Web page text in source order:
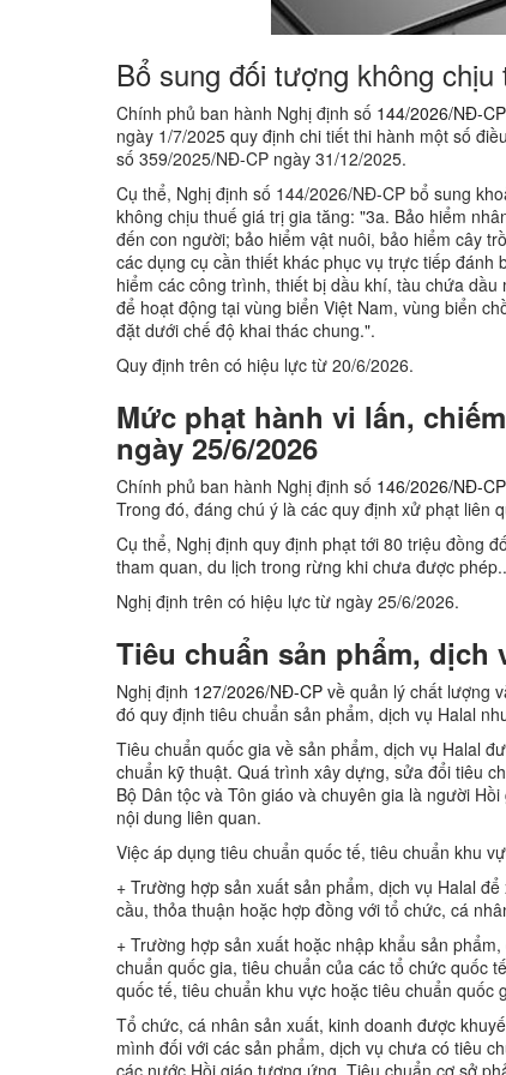
Bổ sung đối tượng không
Chính phủ ban hành Nghị định số 144/2026/NĐ-CP
ngày 1/7/2025 quy định chi tiết thi hành một số
số 359/2025/NĐ-CP ngày 31/12/2025.
Cụ thể, Nghị định số 144/2026/NĐ-CP bổ sung
không chịu thuế giá trị gia tăng: "3a. Bảo hiểm
đến con người; bảo hiểm vật nuôi, bảo hiểm cây
các dụng cụ cần thiết khác phục vụ trực tiếp
hiểm các công trình, thiết bị dầu khí, tàu chứa
để hoạt động tại vùng biển Việt Nam, vùng biển
đặt dưới chế độ khai thác chung.".
Quy định trên có hiệu lực từ 20/6/2026.
Mức phạt hành vi lấn,
ngày 25/6/2026
Chính phủ ban hành Nghị định số 146/2026/NĐ-CP
Trong đó, đáng chú ý là các quy định xử phạt liên
Cụ thể, Nghị định quy định phạt tới 80 triệu đồng
tham quan, du lịch trong rừng khi chưa được
Nghị định trên có hiệu lực từ ngày 25/6/2026.
Tiêu chuẩn sản phẩm, dịch
Nghị định 127/2026/NĐ-CP về quản lý chất lượng
đó quy định tiêu chuẩn sản phẩm, dịch vụ Halal
Tiêu chuẩn quốc gia về sản phẩm, dịch vụ Halal
chuẩn kỹ thuật. Quá trình xây dựng, sửa đổi tiêu
Bộ Dân tộc và Tôn giáo và chuyên gia là người
nội dung liên quan.
Việc áp dụng tiêu chuẩn quốc tế, tiêu chuẩn khu
+ Trường hợp sản xuất sản phẩm, dịch vụ Halal
cầu, thỏa thuận hoặc hợp đồng với tổ chức, cá
+ Trường hợp sản xuất hoặc nhập khẩu sản
chuẩn quốc gia, tiêu chuẩn của các tổ chức quốc
quốc tế, tiêu chuẩn khu vực hoặc tiêu chuẩn quốc
Tổ chức, cá nhân sản xuất, kinh doanh được
mình đối với các sản phẩm, dịch vụ chưa có tiêu
các nước Hồi giáo tương ứng. Tiêu chuẩn cơ sở